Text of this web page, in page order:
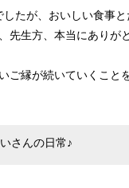
たが、おいしい食事
先生方、本当にありが
ご縁が続いていくこと
さんの日常♪